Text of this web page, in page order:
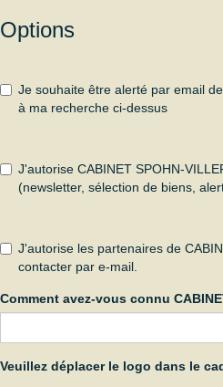
Options
Je souhaite être alerté par email
à ma recherche ci-dessus
J'autorise CABINET SPOHN-
(newsletter, sélection de biens,
J'autorise les partenaires de
contacter par e-mail.
Comment avez-vous connu
Veuillez déplacer le logo dans le